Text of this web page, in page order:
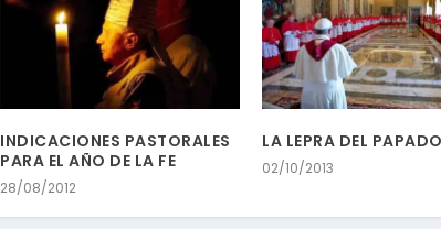
INDICACIONES PASTORALES
PARA EL AÑO DE LA FE
28/08/2012
LA LEPRA DEL PAPADO
02/10/2013